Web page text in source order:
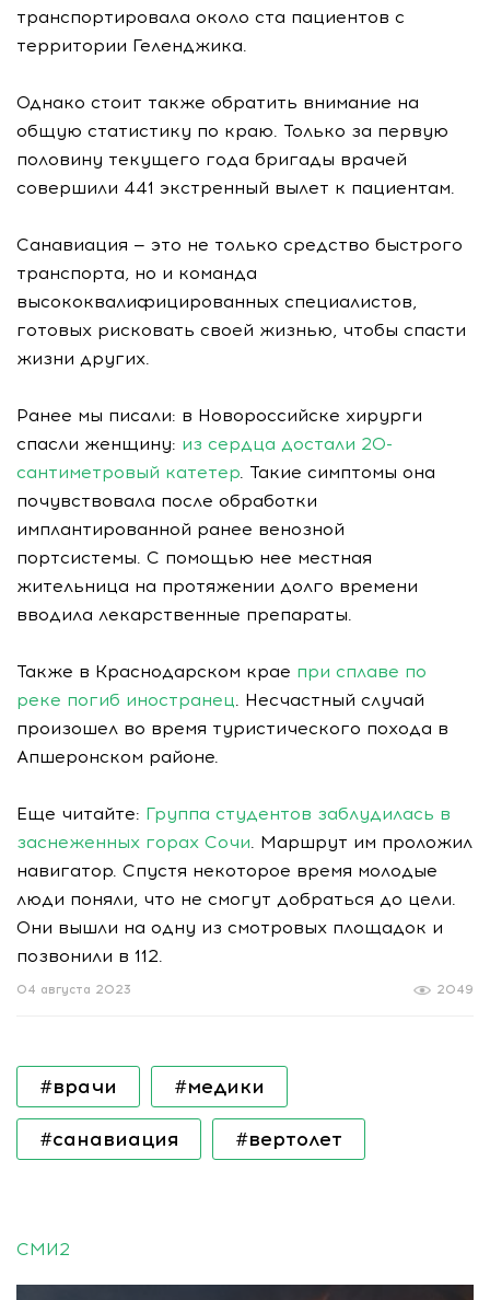
транспортировала около ста пациентов с
территории Геленджика.
Однако стоит также обратить внимание на
общую статистику по краю. Только за первую
половину текущего года бригады врачей
совершили 441 экстренный вылет к пациентам.
Санавиация — это не только средство быстрого
транспорта, но и команда
высококвалифицированных специалистов,
готовых рисковать своей жизнью, чтобы спасти
жизни других.
Ранее мы писали: в Новороссийске хирурги
спасли женщину: из сердца достали 20-
сантиметровый катетер. Такие симптомы она
почувствовала после обработки
имплантированной ранее венозной
портсистемы. С помощью нее местная
жительница на протяжении долго времени
вводила лекарственные препараты.
Также в Краснодарском крае при сплаве по
реке погиб иностранец. Несчастный случай
произошел во время туристического похода в
Апшеронском районе.
Еще читайте: Группа студентов заблудилась в
заснеженных горах Сочи. Маршрут им проложил
навигатор. Спустя некоторое время молодые
люди поняли, что не смогут добраться до цели.
Они вышли на одну из смотровых площадок и
позвонили в 112.
2049
04 августа 2023
#врачи #медики
#санавиация #вертолет
СМИ2